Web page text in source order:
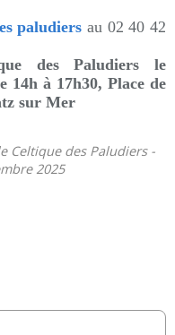
paludiers au 02 40 42
des Paludiers le
14h à 17h30, Place de
sur Mer
Celtique des Paludiers -
2025